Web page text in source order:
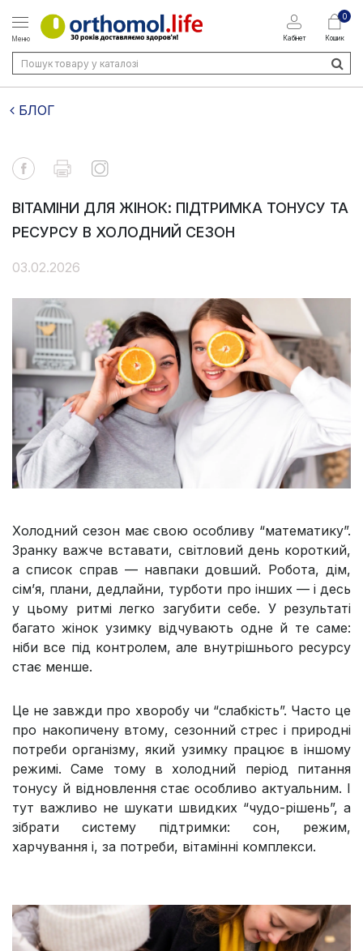
Меню Кабінет
0
Кошик
БЛОГ
ВІТАМІНИ ДЛЯ ЖІНОК: ПІДТРИМКА ТОНУСУ ТА
РЕСУРСУ В ХОЛОДНИЙ СЕЗОН
03.02.2026
Холодний сезон має свою особливу “математику”.
Зранку важче вставати, світловий день короткий,
а список справ — навпаки довший. Робота, дім,
сім’я, плани, дедлайни, турботи про інших — і десь
у цьому ритмі легко загубити себе. У результаті
багато жінок узимку відчувають одне й те саме:
ніби все під контролем, але внутрішнього ресурсу
стає менше.
Це не завжди про хворобу чи “слабкість”. Часто це
про накопичену втому, сезонний стрес і природні
потреби організму, який узимку працює в іншому
режимі. Саме тому в холодний період питання
тонусу й відновлення стає особливо актуальним. І
тут важливо не шукати швидких “чудо-рішень”, а
зібрати систему підтримки: сон, режим,
харчування і, за потреби, вітамінні комплекси.